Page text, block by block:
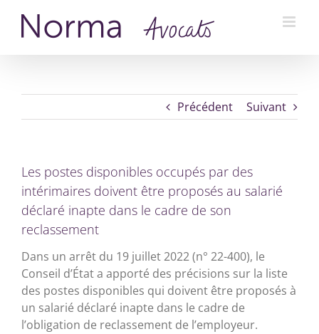
contenu
Précédent Suivant
Les postes disponibles occupés par des
intérimaires doivent être proposés au salarié
déclaré inapte dans le cadre de son
reclassement
Dans un arrêt du 19 juillet 2022 (n° 22-400), le
Conseil d’État a apporté des précisions sur la liste
des postes disponibles qui doivent être proposés à
un salarié déclaré inapte dans le cadre de
l’obligation de reclassement de l’employeur.